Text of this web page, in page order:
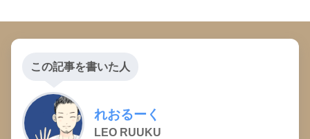
この記事を書いた人
れおるーく
LEO RUUKU